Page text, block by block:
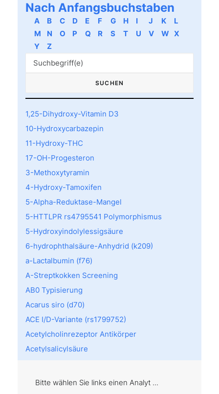
Nach Anfangsbuchstaben
A B C D E F G H I J K
L
M
N O P Q R S T U V W X
Y
Z
1,25-Dihydroxy-Vitamin D3
10-Hydroxycarbazepin
11-Hydroxy-THC
17-OH-Progesteron
3-Methoxytyramin
4-Hydroxy-Tamoxifen
5-Alpha-Reduktase-Mangel
5-HTTLPR rs4795541 Polymorphismus
5-Hydroxyindolylessigsäure
6-hydrophthalsäure-Anhydrid (k209)
a-Lactalbumin (f76)
A-Streptkokken Screening
AB0 Typisierung
Acarus siro (d70)
ACE I/D-Variante (rs1799752)
Acetylcholinrezeptor Antikörper
Acetylsalicylsäure
Acremonium kiliense (m202)
Bitte wählen Sie links einen Analyt ...